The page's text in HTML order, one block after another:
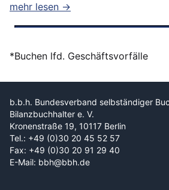
Bundesfinanzhof...
mehr lesen →
*Buchen lfd. Geschäftsvorfälle
b.b.h. Bundesverband selbständiger
Bilanzbuchhalter e. V.
Kronenstraße 19, 10117 Berlin
Tel.: +49 (0)30 20 45 52 57
Fax: +49 (0)30 20 91 29 40
E-Mail: bbh@bbh.de